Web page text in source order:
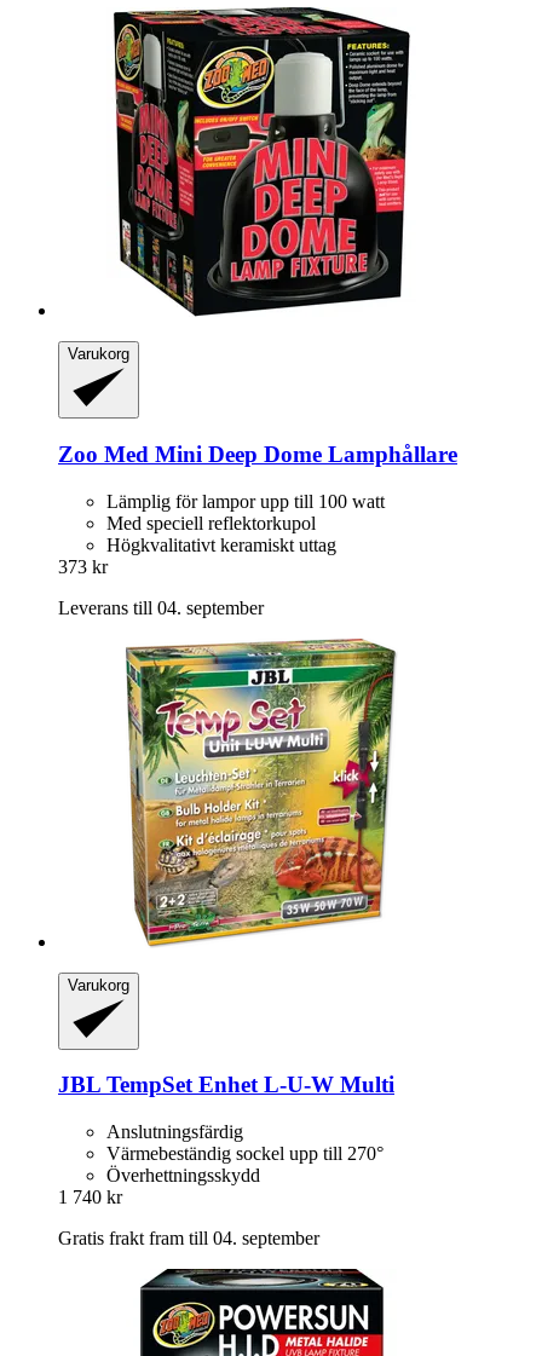
Varukorg
Zoo Med Mini Deep Dome Lamphållare
Lämplig för lampor upp till 100 watt
Med speciell reflektorkupol
Högkvalitativt keramiskt uttag
373 kr
Leverans till 04. september
Varukorg
JBL TempSet Enhet L-​U-​W Multi
Anslutningsfärdig
Värmebeständig sockel upp till 270°
Överhettningsskydd
1 740 kr
Gratis frakt fram till 04. september